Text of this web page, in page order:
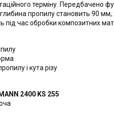
терміну. Передбачено
пропилу становить 90
під час обробки композитних
і кута різу
2400 KS 255